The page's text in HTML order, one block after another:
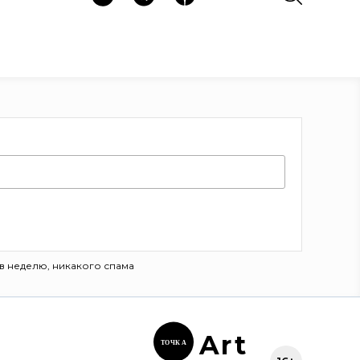
неделю, никакого спама
ТОЧК А Art